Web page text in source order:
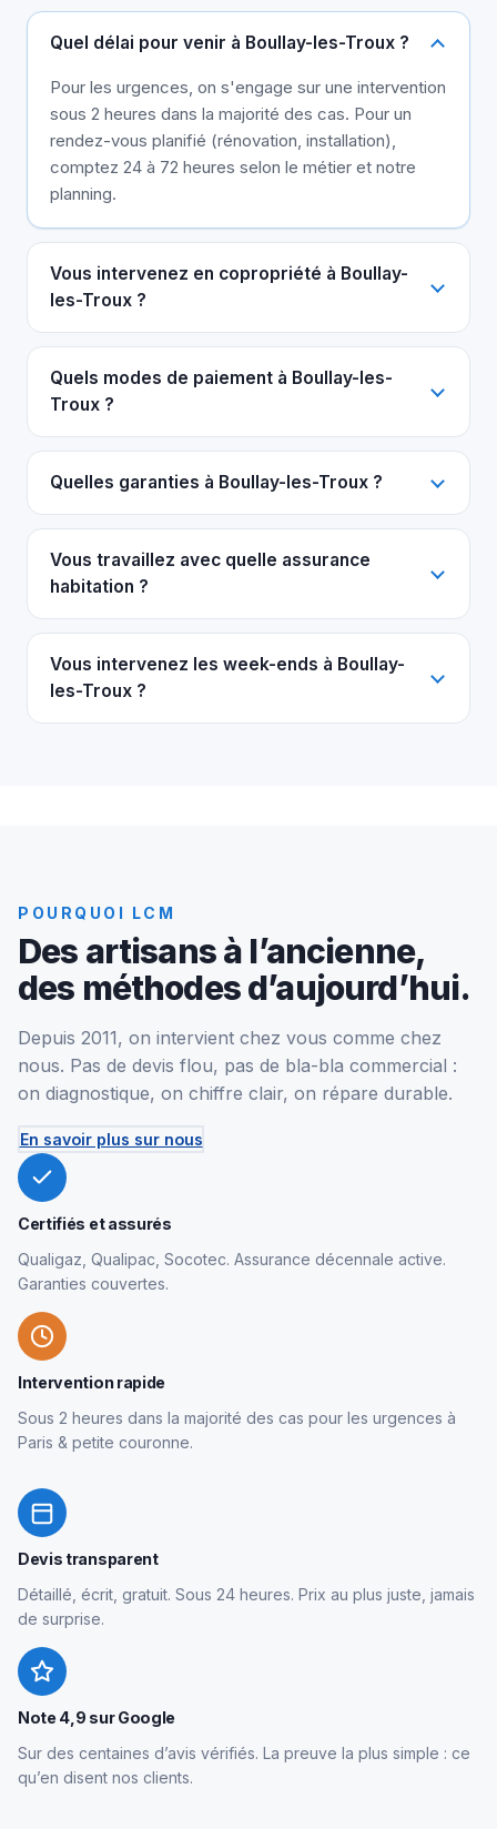
Quel délai pour venir à Boullay-les-Troux ?
Pour les urgences, on s'engage sur une intervention
sous 2 heures dans la majorité des cas. Pour un
rendez-vous planifié (rénovation, installation),
comptez 24 à 72 heures selon le métier et notre
planning.
Vous intervenez en copropriété à Boullay-
les-Troux ?
Quels modes de paiement à Boullay-les-
Troux ?
Quelles garanties à Boullay-les-Troux ?
Vous travaillez avec quelle assurance
habitation ?
Vous intervenez les week-ends à Boullay-
les-Troux ?
POURQUOI LCM
Des artisans à l’ancienne,
des méthodes d’aujourd’hui.
Depuis 2011, on intervient chez vous comme chez
nous. Pas de devis flou, pas de bla-bla commercial :
on diagnostique, on chiffre clair, on répare durable.
En savoir plus sur nous
Certifiés et assurés
Qualigaz, Qualipac, Socotec. Assurance décennale active.
Garanties couvertes.
Intervention rapide
Sous 2 heures dans la majorité des cas pour les urgences à
Paris & petite couronne.
Devis transparent
Détaillé, écrit, gratuit. Sous 24 heures. Prix au plus juste, jamais
de surprise.
Note 4,9 sur Google
Sur des centaines d’avis vérifiés. La preuve la plus simple : ce
qu’en disent nos clients.